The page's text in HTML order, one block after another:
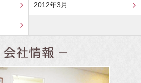
2012年3月